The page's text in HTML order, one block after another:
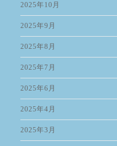
2025年10月
2025年9月
2025年8月
2025年7月
2025年6月
2025年4月
2025年3月